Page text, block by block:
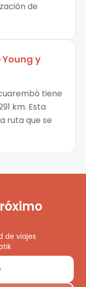
de
Young y
tiene
km. Esta
ruta que se
de viajes